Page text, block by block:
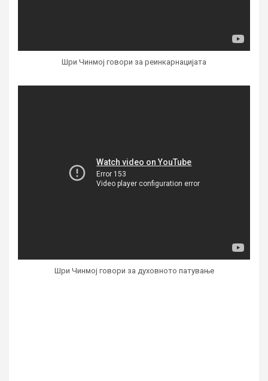
Шри Чинмој говори за реинкарнацијата
Шри Чинмој говори за духовното патување